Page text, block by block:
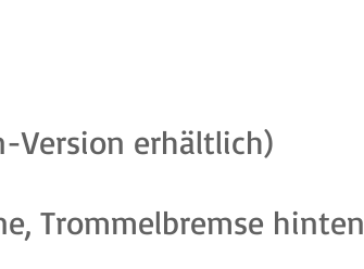
Version erhältlich)
Trommelbremse hinten